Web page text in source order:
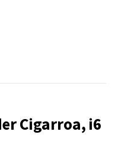
Cigarroa, i6